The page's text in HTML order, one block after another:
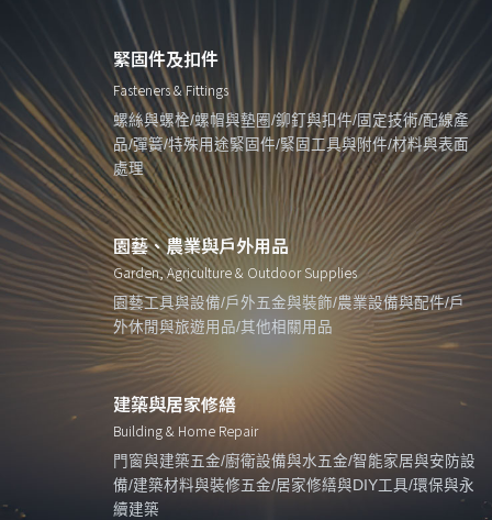
緊固件及扣件
Fasteners & Fittings
螺絲與螺栓/螺帽與墊圈/鉚釘與扣件/固定技術/配線產
品/彈簧/特殊用途緊固件/緊固工具與附件/材料與表面
處理
園藝、農業與戶外用品
Garden, Agriculture & Outdoor Supplies
園藝工具與設備/戶外五金與裝飾/農業設備與配件/戶
外休閒與旅遊用品/其他相關用品
建築與居家修繕
Building & Home Repair
門窗與建築五金/廚衛設備與水五金/智能家居與安防設
備/建築材料與裝修五金/居家修繕與DIY工具/環保與永
續建築